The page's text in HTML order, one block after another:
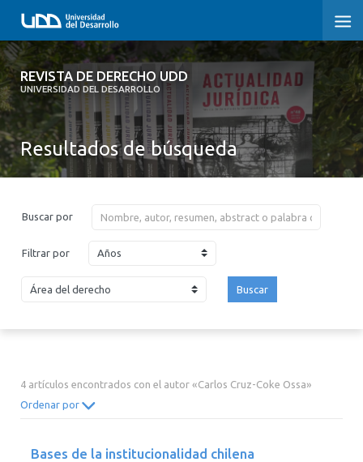
REVISTA DE DERECHO UDD
UNIVERSIDAD DEL DESARROLLO
REVISTA DE DERECHO UDD
INICIO
ACERCA DE LA REVISTA
CONVOCATORIA
CONTACTO Y SUSCRIPCIÓN
Resultados de búsqueda
Buscar por
Filtrar por Años
2002
Buscar
4 artículos encontrados con el autor «Carlos Cruz-Coke Ossa»
Ordenar por
Bases de la institucionalidad chilena